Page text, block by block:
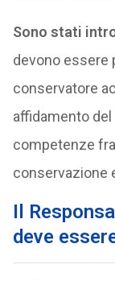
Sono stati
devono essere
conservatore
affidamento
competenze
conservazione
Il
deve